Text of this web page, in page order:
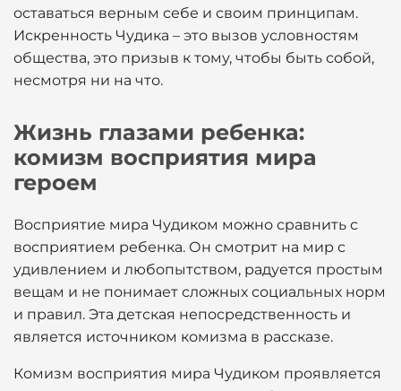
оставаться верным себе и своим принципам.
Искренность Чудика – это вызов условностям
общества, это призыв к тому, чтобы быть собой,
несмотря ни на что.
Жизнь глазами ребенка:
комизм восприятия мира
героем
Восприятие мира Чудиком можно сравнить с
восприятием ребенка. Он смотрит на мир с
удивлением и любопытством, радуется простым
вещам и не понимает сложных социальных норм
и правил. Эта детская непосредственность и
является источником комизма в рассказе.
Комизм восприятия мира Чудиком проявляется